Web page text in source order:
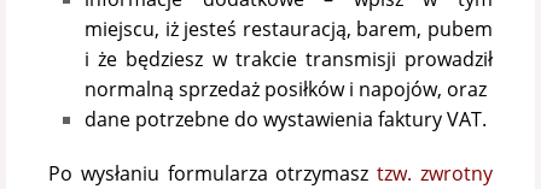
miejscu, iż jesteś restauracją, barem, pubem
i że będziesz w trakcie transmisji prowadził
normalną sprzedaż posiłków i napojów, oraz
dane potrzebne do wystawienia faktury VAT.
Po wysłaniu formularza otrzymasztzw. zwrotny